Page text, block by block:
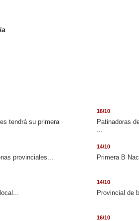
tendrá su primera
16/10
Patinadoras
...
provinciales...
14/10
Primera B
14/10
Provincial de
16/10